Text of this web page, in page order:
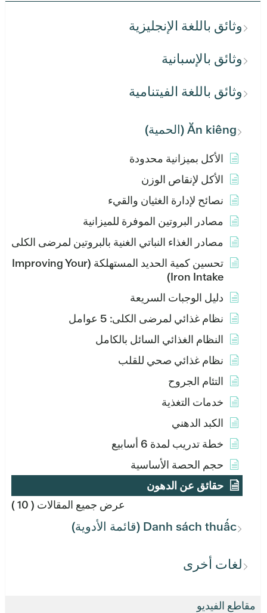
وثائق باللغة الإنجليزية
وثائق بالإسبانية
وثائق باللغة الفيتنامية
Ăn kiêng (الحمية)
الأكل بميزانية محدودة
الأكل لإنقاص الوزن
نصائح لإدارة الغثيان والقيء
مصادر البروتين الموفرة للميزانية
مصادر الغذاء النباتي الغنية بالبروتين لمرضى الكلى
تحسين كمية الحديد المستهلكة (Improving Your
Iron Intake)
دليل الوجبات السريعة
نظام غذائي لمرضى الكلى: 5 عوامل
النظام الغذائي السائل بالكامل
نظام غذائي صحي للقلب
التئام الجروح
خدمات التغذية
الكبد الدهني
خطة تدريب لمدة 6 أسابيع
حجم الحصة الأساسية
حقائق عن الدهون
عرض جميع المقالات ( 10 )
Danh sách thuấc (قائمة الأدوية)
لغات أخرى
مقاطع الفيديو